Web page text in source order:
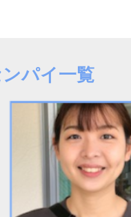
パイ一覧